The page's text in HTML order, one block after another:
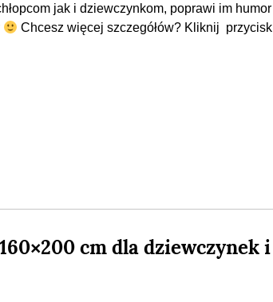
jak i dziewczynkom, poprawi im humor
Chcesz więcej szczegółów? Kliknij
cm dla dziewczynek i